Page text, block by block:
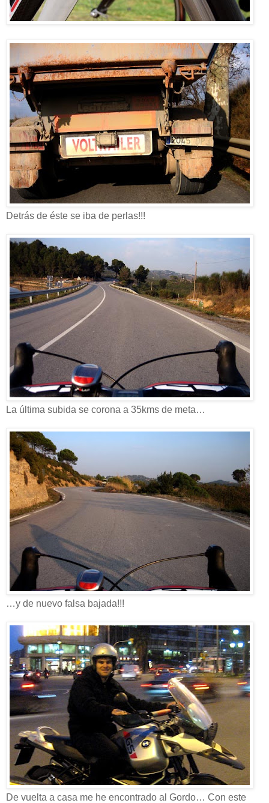
Detrás de éste se iba de perlas!!!
La última subida se corona a 35kms de meta…
…y de nuevo falsa bajada!!!
De vuelta a casa me he encontrado al Gordo… Con este